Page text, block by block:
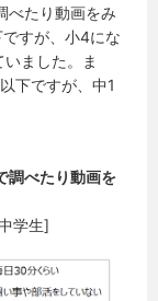
べたり動画をみ
すが、小4にな
ました。ま
下ですが、中1
調べたり動画を
学生]